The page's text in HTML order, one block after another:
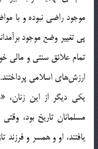
موجود راضی نبوده و با
پی تغییر وضع موجود
تمام علائق سنتی و مالی
ارزش‌های اسلامی پرداختند.
یکی دیگر از این زنان،
مسلمانان تاریخ بود،
یافتند، او و همسر و فرزند